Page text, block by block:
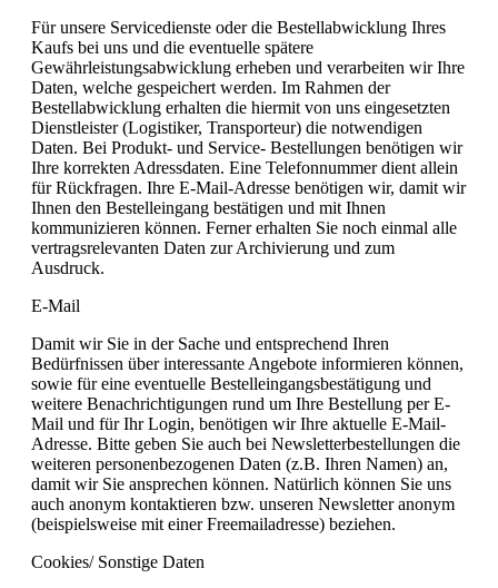
Für unsere Servicedienste oder die Bestellabwicklung Ihres
Kaufs bei uns und die eventuelle spätere
Gewährleistungsabwicklung erheben und verarbeiten wir Ihre
Daten, welche gespeichert werden. Im Rahmen der
Bestellabwicklung erhalten die hiermit von uns eingesetzten
Dienstleister (Logistiker, Transporteur) die notwendigen
Daten. Bei Produkt- und Service- Bestellungen benötigen wir
Ihre korrekten Adressdaten. Eine Telefonnummer dient allein
für Rückfragen. Ihre E-Mail-Adresse benötigen wir, damit wir
Ihnen den Bestelleingang bestätigen und mit Ihnen
kommunizieren können. Ferner erhalten Sie noch einmal alle
vertragsrelevanten Daten zur Archivierung und zum
Ausdruck.
E-Mail
Damit wir Sie in der Sache und entsprechend Ihren
Bedürfnissen über interessante Angebote informieren können,
sowie für eine eventuelle Bestelleingangsbestätigung und
weitere Benachrichtigungen rund um Ihre Bestellung per E-
Mail und für Ihr Login, benötigen wir Ihre aktuelle E-Mail-
Adresse. Bitte geben Sie auch bei Newsletterbestellungen die
weiteren personenbezogenen Daten (z.B. Ihren Namen) an,
damit wir Sie ansprechen können. Natürlich können Sie uns
auch anonym kontaktieren bzw. unseren Newsletter anonym
(beispielsweise mit einer Freemailadresse) beziehen.
Cookies/ Sonstige Daten